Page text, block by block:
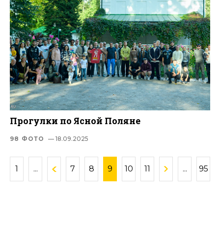
Прогулки по Ясной Поляне
98 ФОТО — 18.09.2025
1 ... 7 8 9 10 11 ... 95